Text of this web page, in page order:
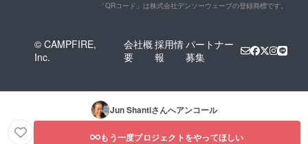
「QRコード」は株式会社デンソーウェーブの登録商標です。
© CAMPFIRE,
Inc.
会社概
要
採用情
報
パートナー
募集
Jun Shantiさんへアンコール
もう一度プロジェクトをやってほしい